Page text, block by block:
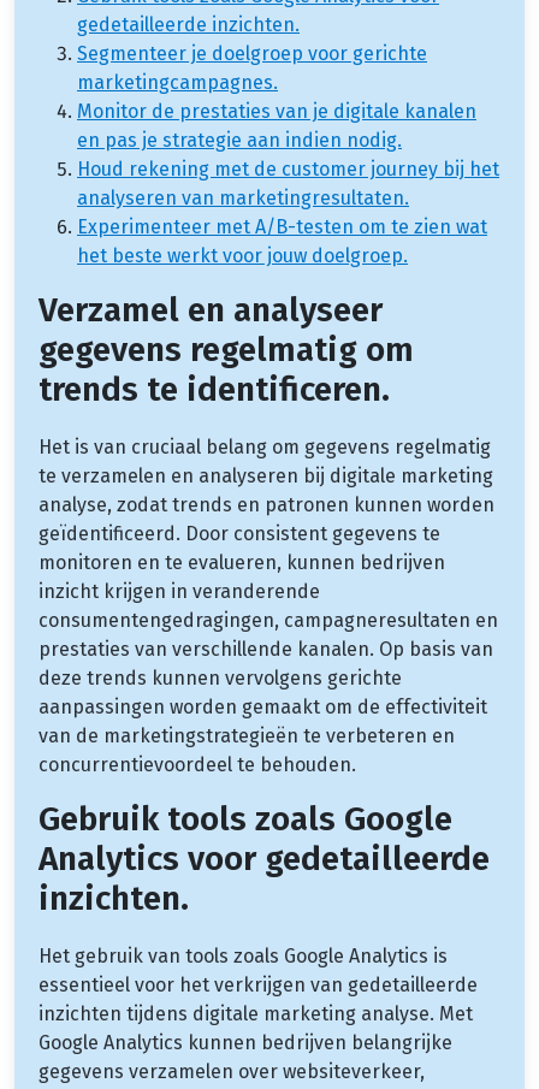
gedetailleerde inzichten.
Segmenteer je doelgroep voor gerichte
marketingcampagnes.
Monitor de prestaties van je digitale kanalen
en pas je strategie aan indien nodig.
Houd rekening met de customer journey bij het
analyseren van marketingresultaten.
Experimenteer met A/B-testen om te zien wat
het beste werkt voor jouw doelgroep.
Verzamel en analyseer
gegevens regelmatig om
trends te identificeren.
Het is van cruciaal belang om gegevens regelmatig
te verzamelen en analyseren bij digitale marketing
analyse, zodat trends en patronen kunnen worden
geïdentificeerd. Door consistent gegevens te
monitoren en te evalueren, kunnen bedrijven
inzicht krijgen in veranderende
consumentengedragingen, campagneresultaten en
prestaties van verschillende kanalen. Op basis van
deze trends kunnen vervolgens gerichte
aanpassingen worden gemaakt om de effectiviteit
van de marketingstrategieën te verbeteren en
concurrentievoordeel te behouden.
Gebruik tools zoals Google
Analytics voor gedetailleerde
inzichten.
Het gebruik van tools zoals Google Analytics is
essentieel voor het verkrijgen van gedetailleerde
inzichten tijdens digitale marketing analyse. Met
Google Analytics kunnen bedrijven belangrijke
gegevens verzamelen over websiteverkeer,